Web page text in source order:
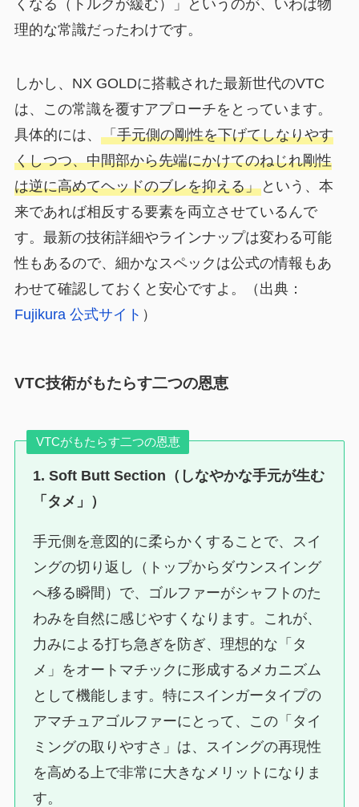
くなる（トルクが緩む）」というのが、いわば物
理的な常識だったわけです。
しかし、NX GOLDに搭載された最新世代のVTC
は、この常識を覆すアプローチをとっています。
具体的には、 「手元側の剛性を下げてしなりやす
くしつつ、中間部から先端にかけてのねじれ剛性
は逆に高めてヘッドのブレを抑える」という、本
来であれば相反する要素を両立させているんで
す。最新の技術詳細やラインナップは変わる可能
性もあるので、細かなスペックは公式の情報もあ
わせて確認しておくと安心ですよ。（出典：
Fujikura 公式サイト ）
VTC技術がもたらす二つの恩恵
VTCがもたらす二つの恩恵
1. Soft Butt Section（しなやかな手元が生む
「タメ」）
手元側を意図的に柔らかくすることで、スイ
ングの切り返し（トップからダウンスイング
へ移る瞬間）で、ゴルファーがシャフトのた
わみを自然に感じやすくなります。これが、
力みによる打ち急ぎを防ぎ、理想的な「タ
メ」をオートマチックに形成するメカニズム
として機能します。特にスインガータイプの
アマチュアゴルファーにとって、この「タイ
ミングの取りやすさ」は、スイングの再現性
を高める上で非常に大きなメリットになりま
す。